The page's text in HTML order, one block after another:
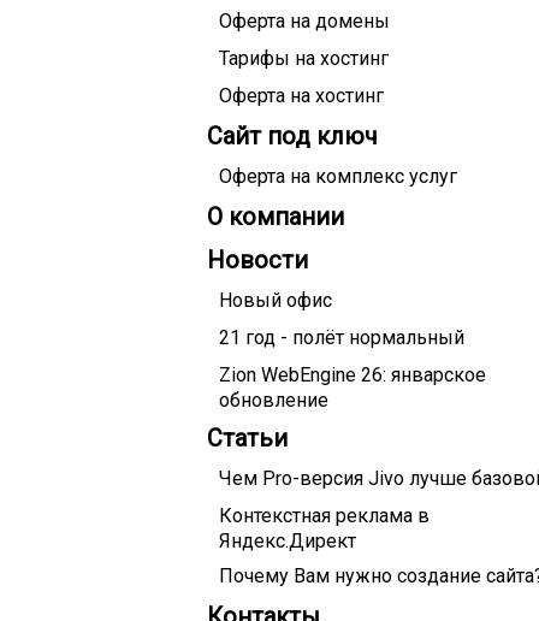
Оферта на домены
Тарифы на хостинг
Оферта на хостинг
Сайт под ключ
Оферта на комплекс услуг
О компании
Новости
Новый офис
21 год - полёт нормальный
Zion WebEngine 26: январское
обновление
Статьи
Чем Pro-версия Jivo лучше
Контекстная реклама в
Яндекс.Директ
Почему Вам нужно создание